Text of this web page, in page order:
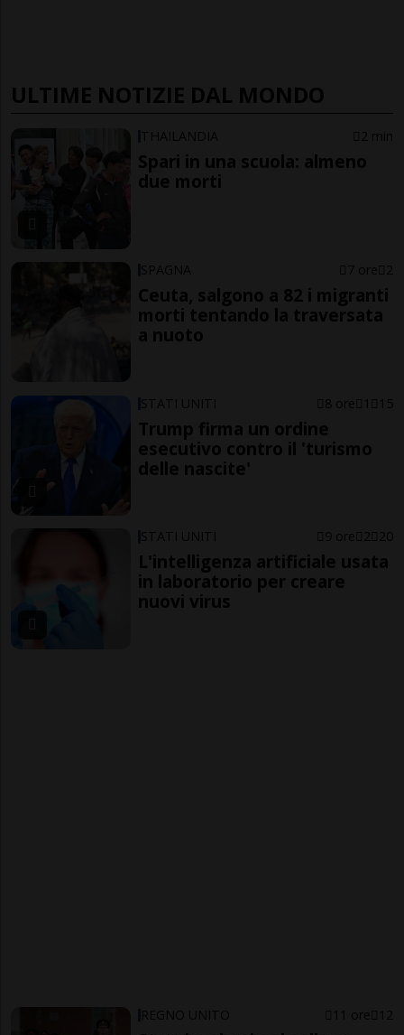
ULTIME NOTIZIE DAL MONDO
THAILANDIA 2 min
Spari in una scuola: almeno
due morti
SPAGNA 7 ore 2
Ceuta, salgono a 82 i migranti
morti tentando la traversata
a nuoto
STATI UNITI 8 ore 1 15
Trump firma un ordine
esecutivo contro il 'turismo
delle nascite'
STATI UNITI 9 ore 2 20
L'intelligenza artificiale usata
in laboratorio per creare
nuovi virus
REGNO UNITO 11 ore 12